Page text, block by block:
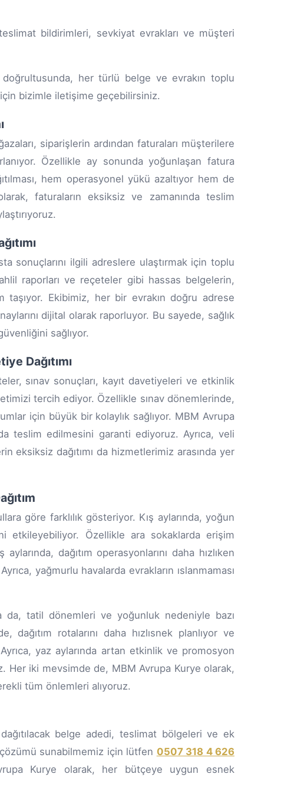
bildirimleri, sevkiyat evrakları ve müşteri
her türlü belge ve evrakın toplu
bizimle iletişime geçebilirsiniz.
siparişlerin ardından faturaları müşterilere
Özellikle ay sonunda yoğunlaşan fatura
hem operasyonel yükü azaltıyor hem de
faturaların eksiksiz ve zamanında teslim
sonuçlarını ilgili adreslere ulaştırmak için toplu
raporları ve reçeteler gibi hassas belgelerin,
taşıyor. Ekibimiz, her bir evrakın doğru adrese
dijital olarak raporluyor. Bu sayede, sağlık
sağlıyor.
Dağıtımı
sınav sonuçları, kayıt davetiyeleri ve etkinlik
tercih ediyor. Özellikle sınav dönemlerinde,
için büyük bir kolaylık sağlıyor. MBM Avrupa
teslim edilmesini garanti ediyoruz. Ayrıca, veli
eksiksiz dağıtımı da hizmetlerimiz arasında yer
göre farklılık gösteriyor. Kış aylarında, yoğun
etkileyebiliyor. Özellikle ara sokaklarda erişim
dağıtım operasyonlarını daha hızlıken
yağmurlu havalarda evrakların ıslanmaması
da, tatil dönemleri ve yoğunluk nedeniyle bazı
rotalarını daha hızlısnek planlıyor ve
yaz aylarında artan etkinlik ve promosyon
Her iki mevsimde de, MBM Avrupa Kurye olarak,
tüm önlemleri alıyoruz.
dağıtılacak belge adedi, teslimat bölgeleri ve ek
sunabilmemiz için lütfen 0507 318 4 626
Kurye olarak, her bütçeye uygun esnek